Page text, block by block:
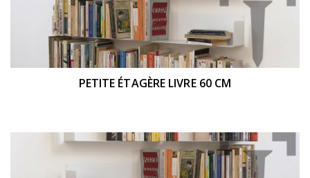
PETITE ÉTAGÈRE LIVRE 60 CM